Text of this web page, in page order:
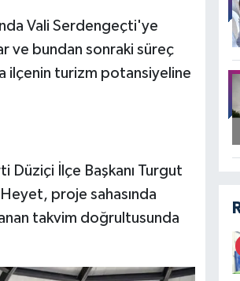
Vali Serdengeçti'ye
ve bundan sonraki süreç
ilçenin turizm potansiyeline
Düziçi İlçe Başkanı Turgut
proje sahasında
takvim doğrultusunda